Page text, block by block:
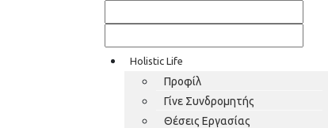
Holistic Life
Προφίλ
Γίνε Συνδρομητής
Θέσεις Εργασίας